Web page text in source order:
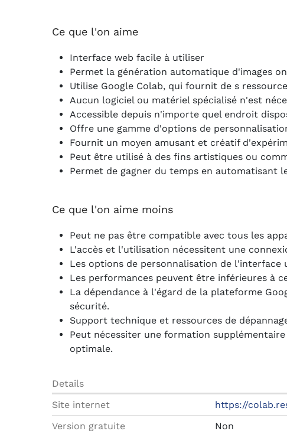
Ce que l'on aime
Interface web facile à utiliser
Permet la génération automatique d'images
Utilise Google Colab, qui fournit de s
Aucun logiciel ou matériel spécialisé n'est
Accessible depuis n'importe quel endroit
Offre une gamme d'options de
Fournit un moyen amusant et créatif
Peut être utilisé à des fins artistiques ou
Permet de gagner du temps en automatisant
Ce que l'on aime moins
Peut ne pas être compatible avec tous les
L'accès et l'utilisation nécessitent une
Les options de personnalisation de
Les performances peuvent être inférieures à
La dépendance à l'égard de la plateforme
sécurité.
Support technique et ressources de
Peut nécessiter une formation
optimale.
Details
Site internet
https://
Version gratuite
Non